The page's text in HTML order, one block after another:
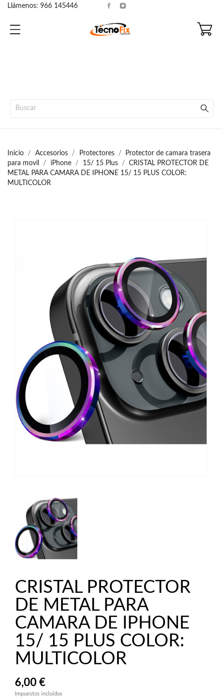
Llámenos: 966 145446
Inicio Accesorios Protectores
Protector de camara trasera
para movil
iPhone 15/ 15 Plus
CRISTAL PROTECTOR DE
METAL PARA CAMARA DE IPHONE 15/ 15 PLUS COLOR:
MULTICOLOR
CRISTAL PROTECTOR
DE METAL PARA
CAMARA DE IPHONE
15/ 15 PLUS COLOR:
MULTICOLOR
6,00 €
Impuestos incluidos